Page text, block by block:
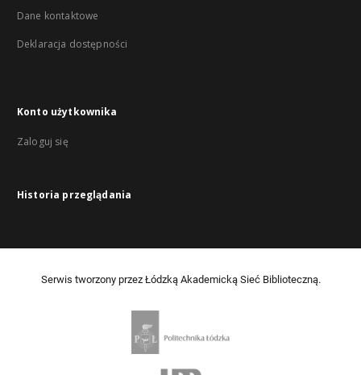
Dane kontaktowe
Deklaracja dostępności
Konto użytkownika
Zaloguj się
Historia przeglądania
Serwis tworzony przez Łódzką Akademicką Sieć Biblioteczną.